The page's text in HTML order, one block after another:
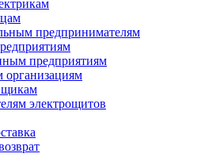
предпринимателям
предприятиям
электрощитов